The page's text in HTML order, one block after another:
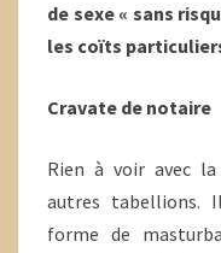
de sexe « sans
les coïts
Cravate de notaire
Rien à voir avec
autres tabellions.
forme de